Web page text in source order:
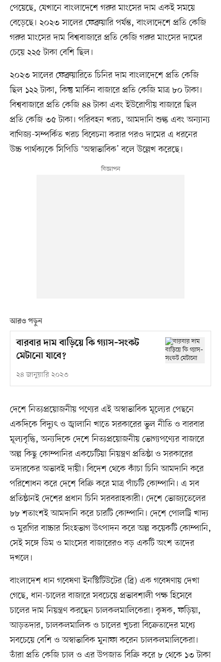
পেয়েছে, যেখানে বাংলাদেশে গরুর মাংসের দাম একই সময়ে
বেড়েছে। ২০২৩ সালের ফেব্রুয়ারি পর্যন্ত, বাংলাদেশে প্রতি কেজি
গরুর মাংসের দাম বিশ্ববাজারে প্রতি কেজি গরুর মাংসের দামের
চেয়ে ২২৫ টাকা বেশি ছিল।
২০২৩ সালের ফেব্রুয়ারিতে চিনির দাম বাংলাদেশে প্রতি কেজি
ছিল ১২২ টাকা, কিন্তু মার্কিন বাজারে প্রতি কেজি মাত্র ৮০ টাকা।
বিশ্ববাজারে প্রতি কেজি ৪৪ টাকা এবং ইউরোপীয় বাজারে ছিল
প্রতি কেজি ৩৫ টাকা। পরিবহন খরচ, আমদানি শুল্ক এবং অন্যান্য
বাণিজ্য-সম্পর্কিত খরচ বিবেচনা করার পরও দামের এ ধরনের
উচ্চ পার্থক্যকে সিপিডি ‘অস্বাভাবিক’ বলে উল্লেখ করেছে।
আরও পড়ুন
বারবার দাম বাড়িয়ে কি গ্যাস–সংকট
মেটানো যাবে?
২৪ জানুয়ারি ২০২৩
দেশে নিত্যপ্রয়োজনীয় পণ্যের এই অস্বাভাবিক মূল্যের পেছনে
একদিকে বিদ্যুৎ ও জ্বালানি খাতে সরকারের ভুল নীতি ও বারবার
মূল্যবৃদ্ধি, অন্যদিকে দেশে নিত্যপ্রয়োজনীয় ভোগ্যপণ্যের বাজারে
অল্প কিছু কোম্পানির একচেটিয়া নিয়ন্ত্রণ প্রতিষ্ঠা ও সরকারের
তদারকের অভাবই দায়ী। বিদেশ থেকে কাঁচা চিনি আমদানি করে
পরিশোধন করে দেশে বিক্রি করে মাত্র পাঁচটি কোম্পানি। এ সব
প্রতিষ্ঠানই দেশের প্রধান চিনি সরবরাহকারী। দেশে ভোজ্যতেলের
৮৮ শতাংশই আমদানি করে চারটি কোম্পানি। দেশে পোলট্রি খাদ্য
ও মুরগির বাচ্চার সিংহভাগ উৎপাদন করে অল্প কয়েকটি কোম্পানি,
সেই সঙ্গে ডিম ও মাংসের বাজারেরও বড় একটি অংশ তাদের
দখলে।
বাংলাদেশ ধান গবেষণা ইনস্টিটিউটের (ব্রি) এক গবেষণায় দেখা
গেছে, ধান-চালের বাজারে সবচেয়ে প্রভাবশালী পক্ষ হিসেবে
চালের দাম নিয়ন্ত্রণ করছেন চালকলমালিকেরা। কৃষক, ফড়িয়া,
আড়তদার, চালকলমালিক ও চালের খুচরা বিক্রেতাদের মধ্যে
সবচেয়ে বেশি ও অস্বাভাবিক মুনাফা করেন চালকলমালিকেরা।
তাঁরা প্রতি কেজি চাল ও এর উপজাত বিক্রি করে ৮ থেকে ১৩ টাকা